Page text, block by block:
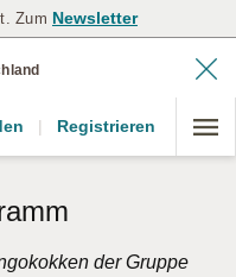
Zum Newsletter
| Registrieren
der Gruppe